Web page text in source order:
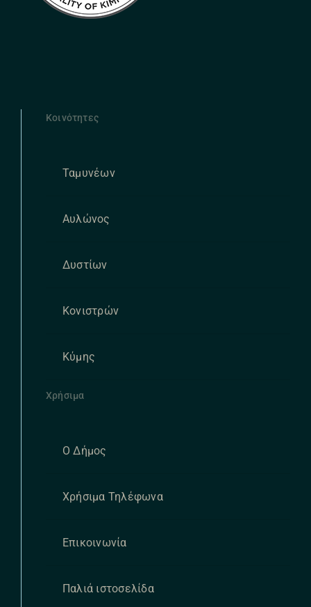
Κοινότητες
Ταμυνέων
Αυλώνος
Δυστίων
Κονιστρών
Κύμης
Χρήσιμα
Ο Δήμος
Χρήσιμα Τηλέφωνα
Επικοινωνία
Παλιά ιστοσελίδα